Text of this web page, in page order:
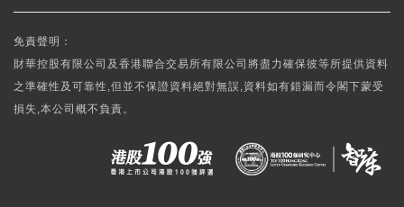
免責聲明：
財華控股有限公司及香港聯合交易所有限公司將盡力確保彼等所提供資料
之準確性及可靠性,但並不保證資料絕對無誤,資料如有錯漏而令閣下蒙受
損失,本公司概不負責。